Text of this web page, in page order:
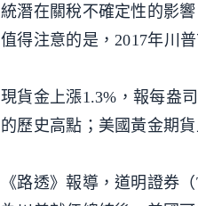
統潛在關稅不確定性的影
值得注意的是，2017年川
現貨金上漲1.3%，報每盎
的歷史高點；美國黃金期
《路透》報導，道明證券